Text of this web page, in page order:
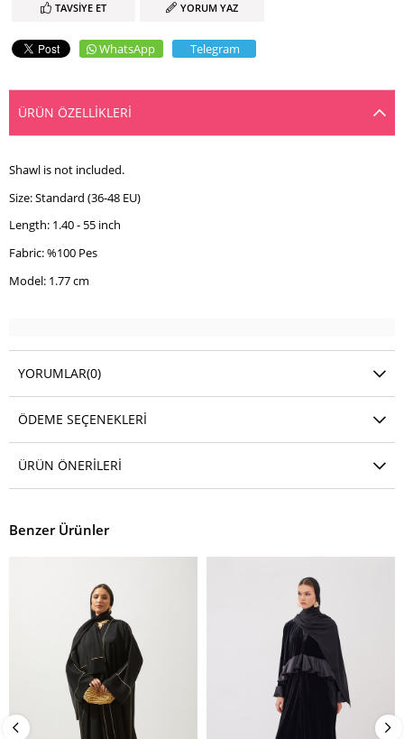
TAVSIYE ET YORUM YAZ
WhatsApp Telegram
ÜRÜN ÖZELLIKLERI
Shawl is not included.
Size: Standard (36-48 EU)
Length: 1.40 - 55 inch
Fabric: %100 Pes
Model: 1.77 cm
YORUMLAR(0)
ÖDEME SEÇENEKLERI
ÜRÜN ÖNERILERI
Benzer Ürünler